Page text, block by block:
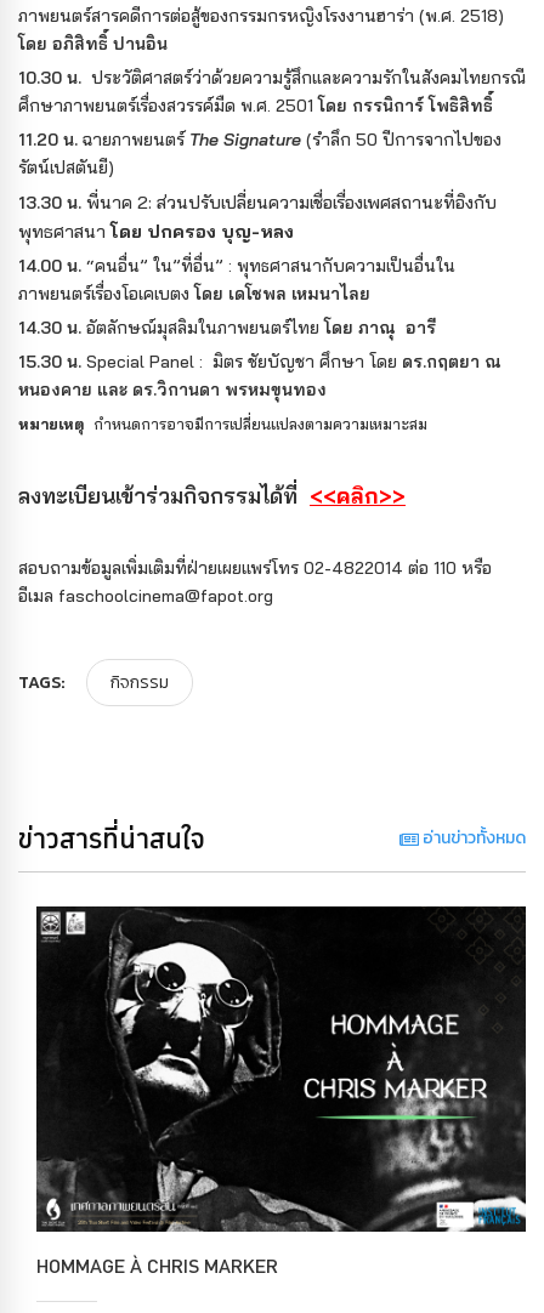
ภาพยนตร์สารคดีการต่อสู้ของกรรมกรหญิงโรงงานฮาร่า (พ.ศ. 2518)
โดย อภิสิทธิ์ ปานอิน
10.30 น. ประวัติศาสตร์ว่าด้วยความรู้สึกและความรักในสังคมไทยกรณี
ศึกษาภาพยนตร์เรื่องสวรรค์มืด พ.ศ. 2501โดย กรรนิการ์ โพธิสิทธิ์
11.20 น. ฉายภาพยนตร์ The Signature (รำลึก 50 ปีการจากไปของ
รัตน์เปสตันยี)
13.30 น. พี่นาค 2: ส่วนปรับเปลี่ยนความเชื่อเรื่องเพศสถานะที่อิงกับ
พุทธศาสนาโดย ปกครอง บุญ-หลง
14.00 น. “คนอื่น” ใน”ที่อื่น” : พุทธศาสนากับความเป็นอื่นใน
ภาพยนตร์เรื่องโอเคเบตงโดย เดโชพล เหมนาไลย
14.30 น. อัตลักษณ์มุสลิมในภาพยนตร์ไทย โดย ภาณุ อารี
15.30 น. Special Panel : มิตร ชัยบัญชา ศึกษา โดย ดร.กฤตยา ณ
หนองคาย และ ดร.วิกานดา พรหมขุนทอง
หมายเหตุ กำหนดการอาจมีการเปลี่ยนแปลงตามความเหมาะสม
ลงทะเบียนเข้าร่วมกิจกรรมได้ที่ <<คลิก>>
สอบถามข้อมูลเพิ่มเติมที่ฝ่ายเผยแพร่โทร 02-4822014 ต่อ 110 หรือ
อีเมล faschoolcinema@fapot.org
TAGS: กิจกรรม
ข่าวสารที่น่าสนใจ อ่านข่าวทั้งหมด
HOMMAGE À CHRIS MARKER